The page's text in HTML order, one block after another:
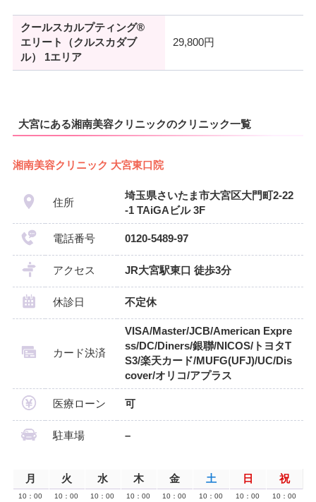
クールスカルプティング®
エリート（クルスカダブ
ル） 1エリア
29,800円
大宮にある湘南美容クリニックのクリニック一覧
湘南美容クリニック 大宮東口院
住所
埼玉県さいたま市大宮区大門町2-22
-1 TAiGAビル 3F
電話番号 0120-5489-97
アクセス JR大宮駅東口 徒歩3分
休診日 不定休
カード決済
VISA/Master/JCB/American Expre
ss/DC/Diners/銀聯/NICOS/トヨタT
S3/楽天カード/MUFG(UFJ)/UC/Dis
cover/オリコ/アプラス
医療ローン 可
駐車場 –
月 火 水 木 金 土 日 祝
10：00
10：00
10：00
10：00
10：00
10：00
10：00
10：00